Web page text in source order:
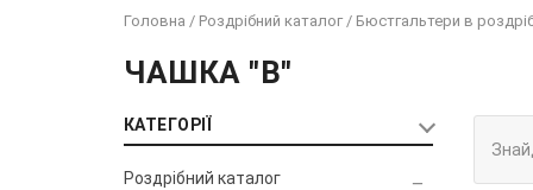
Головна / Роздрібний каталог / Бюстгальтери в
ЧАШКА "B"
КАТЕГОРІЇ
Роздрібний каталог